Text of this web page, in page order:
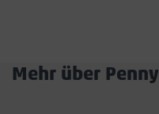
Mehr über Penny